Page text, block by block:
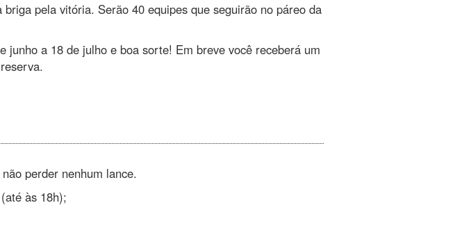
pela vitória. Serão 40 equipes que seguirão no páreo da
junho a 18 de julho e boa sorte! Em breve você receberá um
perder nenhum lance.
às 18h);